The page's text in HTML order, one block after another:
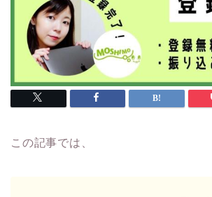
この記事では、